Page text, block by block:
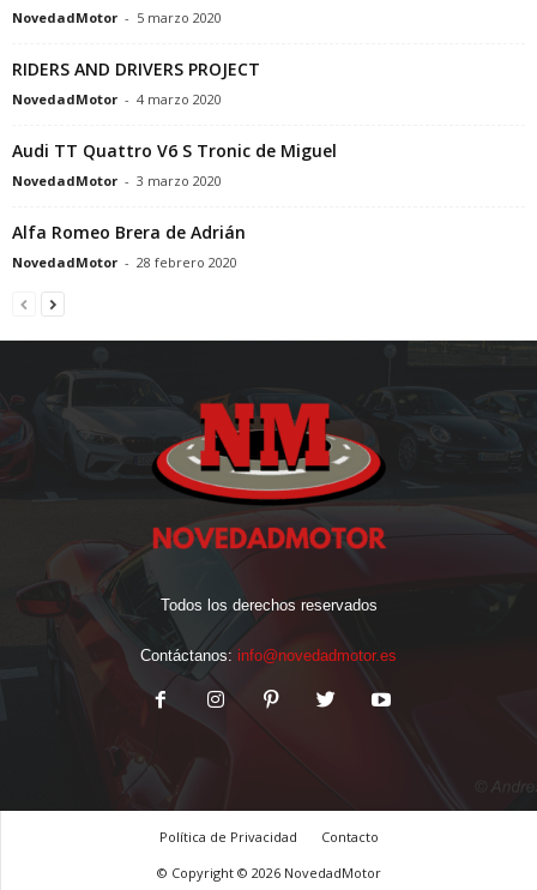
NovedadMotor - 5 marzo 2020
RIDERS AND DRIVERS PROJECT
NovedadMotor - 4 marzo 2020
Audi TT Quattro V6 S Tronic de Miguel
NovedadMotor - 3 marzo 2020
Alfa Romeo Brera de Adrián
NovedadMotor - 28 febrero 2020
Todos los derechos reservados
Contáctanos: info@novedadmotor.es
Política de Privacidad
Contacto
© Copyright © 2026 NovedadMotor